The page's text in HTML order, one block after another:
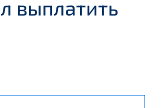
выплатить